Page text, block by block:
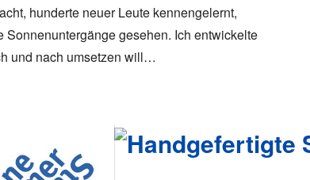
hunderte neuer Leute kennengelernt,
gesehen. Ich entwickelte
und nach umsetzen will…